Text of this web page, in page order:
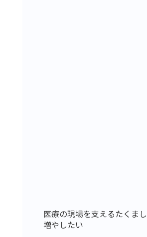
医療の現場を支えるたくま
増やしたい